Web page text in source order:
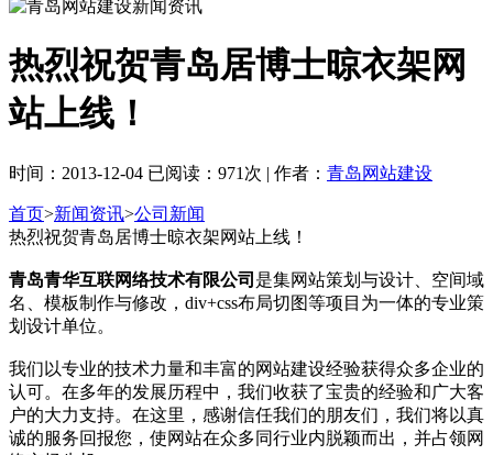
热烈祝贺青岛居博士晾衣架网
站上线！
时间：2013-12-04 已阅读：971次 | 作者： 青岛网站建设
首页>新闻资讯>公司新闻
热烈祝贺青岛居博士晾衣架网站上线！
青岛青华互联网络技术有限公司 是集网站策划与设计、空间域
名、模板制作与修改，div+css布局切图等项目为一体的专业策
划设计单位。
我们以专业的技术力量和丰富的网站建设经验获得众多企业的
认可。在多年的发展历程中，我们收获了宝贵的经验和广大客
户的大力支持。在这里，感谢信任我们的朋友们，我们将以真
诚的服务回报您，使网站在众多同行业内脱颖而出，并占领网